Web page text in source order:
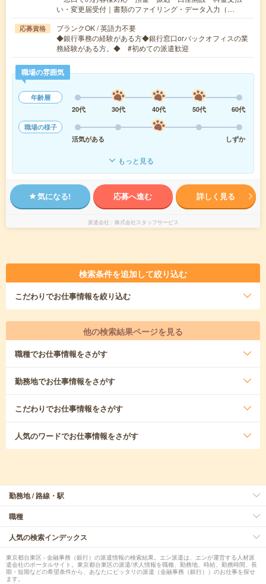
い・変更届受付｜書類のファイリング・データ入力（…
応募資格
ブランクOK / 英語力不要
◆銀行事務の経験がある方◆銀行窓口orバックオフィスの業
務経験がある方。◆ #初めての派遣歓迎
職場の雰囲気
年齢層
20代
30代 40代 50代
60代
職場の様子
活気がある
しずか
もっと見る
気になる! 応募へ進む 詳しく見る
派遣会社 株式会社スタッフサービス
検索条件を追加して絞り込む
こだわりでお仕事情報を絞り込む
他の検索結果ページを見る
職種でお仕事情報をさがす
勤務地でお仕事情報をさがす
こだわりでお仕事情報をさがす
人気のワードでお仕事情報をさがす
勤務地 / 路線・駅
職種
人気の検索インデックス
東京都台東区 - 金融事務（銀行）の派遣情報の検索結果。エン派遣は、エンが運営する人材派
遣会社のポータルサイト。東京都台東区の派遣/求人情報を職種、勤務地、時給、勤務時間、長
期・短期などの希望条件から、あなたにピッタリの派遣（金融事務（銀行））のお仕事を探せ
ます。